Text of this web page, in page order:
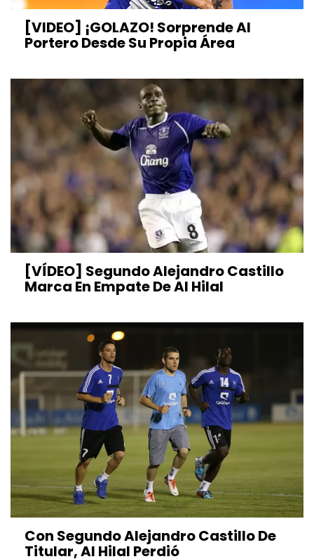
[VIDEO] ¡GOLAZO! Sorprende Al
Portero Desde Su Propia Área
[VÍDEO] Segundo Alejandro Castillo
Marca En Empate De Al Hilal
Con Segundo Alejandro Castillo De
Titular, Al Hilal Perdió